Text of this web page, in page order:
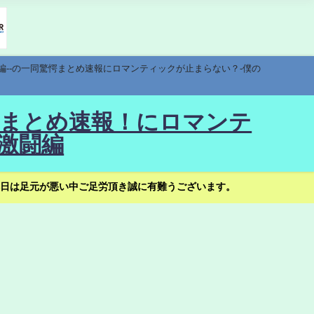
の一同驚愕まとめ速報にロマンティックが止まらない？-僕の
とめ速報！にロマンテ
闘編
足元が悪い中ご足労頂き誠に有難うございます。